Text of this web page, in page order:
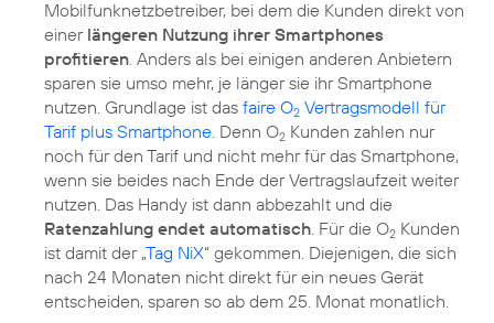
Mobilfunknetzbetreiber, bei dem die Kunden direkt von
einer längeren Nutzung ihrer Smartphones
profitieren. Anders als bei einigen anderen Anbietern
sparen sie umso mehr, je länger sie ihr Smartphone
nutzen. Grundlage ist das faire O2 Vertragsmodell für
Tarif plus Smartphone. Denn O2 Kunden zahlen nur
noch für den Tarif und nicht mehr für das Smartphone,
wenn sie beides nach Ende der Vertragslaufzeit weiter
nutzen. Das Handy ist dann abbezahlt und die
Ratenzahlung endet automatisch. Für die O2 Kunden
ist damit der „Tag NiX“ gekommen. Diejenigen, die sich
nach 24 Monaten nicht direkt für ein neues Gerät
entscheiden, sparen so ab dem 25. Monat monatlich.